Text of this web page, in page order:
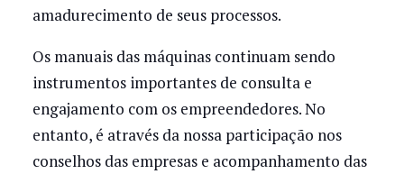
amadurecimento de seus processos.
Os manuais das máquinas continuam sendo
instrumentos importantes de consulta e
engajamento com os empreendedores. No
entanto, é através da nossa participação nos
conselhos das empresas e acompanhamento das